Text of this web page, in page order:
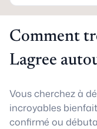
Comment
Lagree
Vous cherchez à
incroyables
confirmé ou